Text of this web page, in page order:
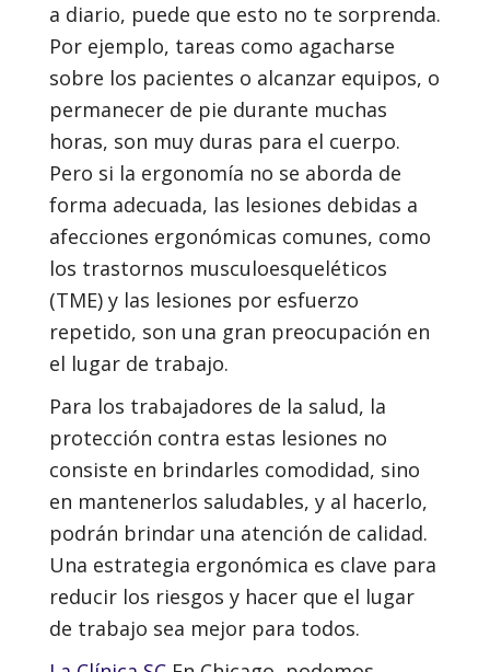
a diario, puede que esto no te sorprenda.
Por ejemplo, tareas como agacharse
sobre los pacientes o alcanzar equipos, o
permanecer de pie durante muchas
horas, son muy duras para el cuerpo.
Pero si la ergonomía no se aborda de
forma adecuada, las lesiones debidas a
afecciones ergonómicas comunes, como
los trastornos musculoesqueléticos
(TME) y las lesiones por esfuerzo
repetido, son una gran preocupación en
el lugar de trabajo.
Para los trabajadores de la salud, la
protección contra estas lesiones no
consiste en brindarles comodidad, sino
en mantenerlos saludables, y al hacerlo,
podrán brindar una atención de calidad.
Una estrategia ergonómica es clave para
reducir los riesgos y hacer que el lugar
de trabajo sea mejor para todos.